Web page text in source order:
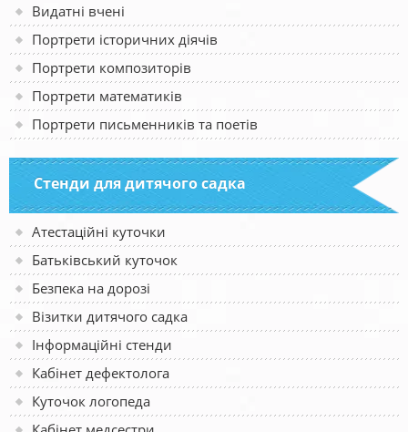
Видатні вчені
Портрети історичних діячів
Портрети композиторів
Портрети математиків
Портрети письменників та поетів
Стенди для дитячого садка
Атестаційні куточки
Батьківський куточок
Безпека на дорозі
Візитки дитячого садка
Інформаційні стенди
Кабінет дефектолога
Куточок логопеда